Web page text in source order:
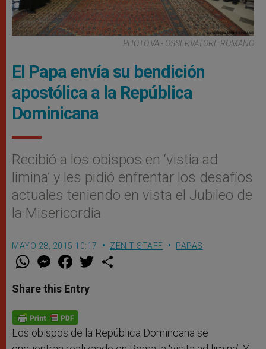
PHOTO.VA - OSSERVATORE ROMANO
El Papa envía su bendición
apostólica a la República
Dominicana
Recibió a los obispos en ‘vistia ad
limina’ y les pidió enfrentar los desafíos
actuales teniendo en vista el Jubileo de
la Misericordia
MAYO 28, 2015 10:17 ZENIT STAFF PAPAS
W
t
s
p
p
M
e
s
e
g
e
r
F
a
e
b
o
k
w
Share this Entry
Los obispos de la República Domincana se